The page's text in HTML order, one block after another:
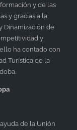
y de las
y gracias a la
Dinamización de
y
ha contado con
Turística de la
de la Unión